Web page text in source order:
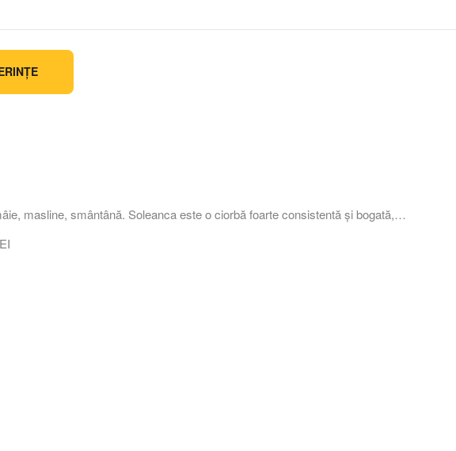
masline, smântână. Soleanca este o ciorbă foarte consistentă şi bogată,…